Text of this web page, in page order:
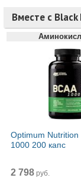
Вместе с
Optimum Nutrition
1000 200 капс
2 798руб.